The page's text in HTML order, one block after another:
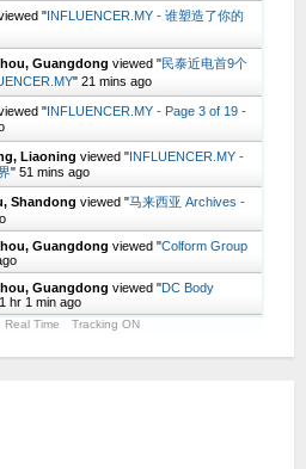
" INFLUENCER.MY - 谁塑造了你的
Guangdong viewed "民泰近电首9个
" 21 mins ago
" INFLUENCER.MY - Page 3 of 19 -
Liaoning viewed " INFLUENCER.MY -
" 51 mins ago
Shandong viewed "马来西亚 Archives -
Guangdong viewed "Colform Group
Guangdong viewed "DC Body
1 hr 1 min ago
Real Time Tracking ON